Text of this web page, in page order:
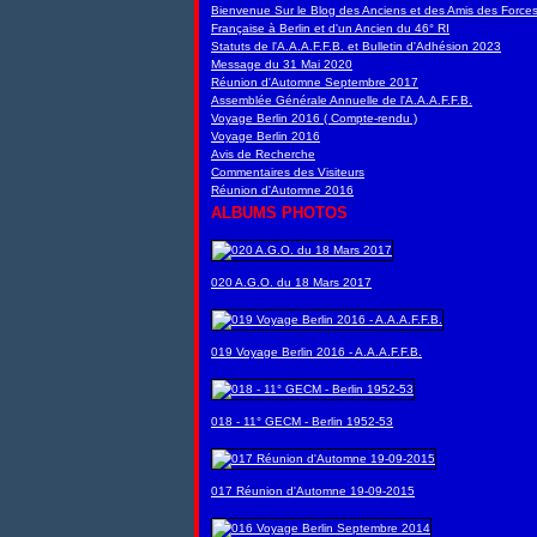
Bienvenue Sur le Blog des Anciens et des Amis des Forces
Française à Berlin et d'un Ancien du 46° RI
Statuts de l'A.A.A.F.F.B. et Bulletin d'Adhésion 2023
Message du 31 Mai 2020
Réunion d'Automne Septembre 2017
Assemblée Générale Annuelle de l'A.A.A.F.F.B.
Voyage Berlin 2016 ( Compte-rendu )
Voyage Berlin 2016
Avis de Recherche
Commentaires des Visiteurs
Réunion d'Automne 2016
ALBUMS PHOTOS
020 A.G.O. du 18 Mars 2017
019 Voyage Berlin 2016 - A.A.A.F.F.B.
018 - 11° GECM - Berlin 1952-53
017 Réunion d'Automne 19-09-2015